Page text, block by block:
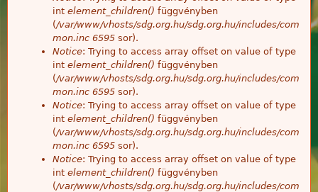
int element_children() függvényben
(/var/www/vhosts/sdg.org.hu/sdg.org.hu/includes/com
mon.inc 6595 sor).
Notice: Trying to access array offset on value of type
int element_children() függvényben
(/var/www/vhosts/sdg.org.hu/sdg.org.hu/includes/com
mon.inc 6595 sor).
Notice: Trying to access array offset on value of type
int element_children() függvényben
(/var/www/vhosts/sdg.org.hu/sdg.org.hu/includes/com
mon.inc 6595 sor).
Notice: Trying to access array offset on value of type
int element_children() függvényben
(/var/www/vhosts/sdg.org.hu/sdg.org.hu/includes/com